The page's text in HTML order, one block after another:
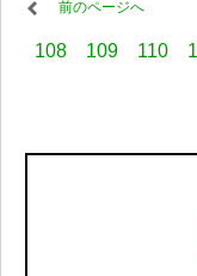
前のページへ
108
109 110